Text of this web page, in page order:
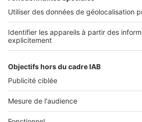
Actualités pro
Nous contacter
Connexion à My SeLoger Pro
Espace Presse